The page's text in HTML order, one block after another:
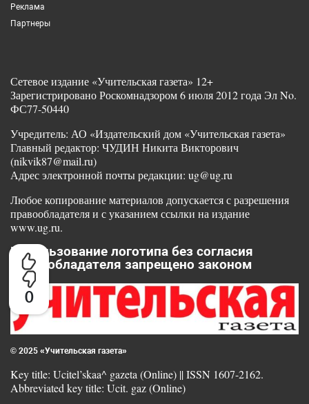
0
Реклама
Партнеры
Сетевое издание «Учительская газета» 12+
Зарегистрировано Роскомнадзором 6 июля 2012 года Эл No.
ФС77-50440
Учредитель: АО «Издательский дом «Учительская газета»
Главный редактор: ЧУДИН Никита Викторович
(nikvik87@mail.ru)
Адрес электронной почты редакции: ug@ug.ru
Любое копирование материалов допускается с разрешения
правообладателя и с указанием ссылки на издание
www.ug.ru.
Использование логотипа без согласия
правообладателя запрещено законом
© 2025 «Учительская газета»
Key title: Ucitel’skaa^ gazeta (Online) || ISSN 1607-2162.
Abbreviated key title: Ucit. gaz (Online)